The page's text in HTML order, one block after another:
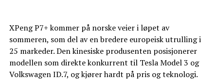
XPeng P7+ kommer på norske veier i løpet av
sommeren, som del av en bredere europeisk utrulling i
25 markeder. Den kinesiske produsenten posisjonerer
modellen som direkte konkurrent til Tesla Model 3 og
Volkswagen ID.7, og kjører hardt på pris og teknologi.